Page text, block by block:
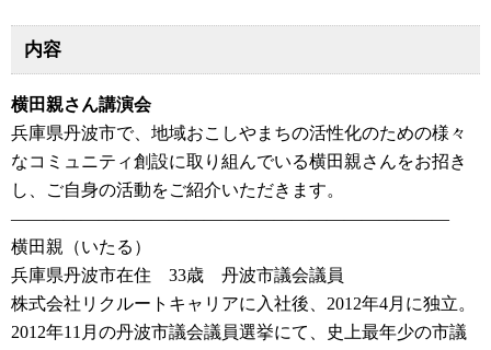
内容
横田親さん講演会
兵庫県丹波市で、地域おこしやまちの活性化のための様々
なコミュニティ創設に取り組んでいる横田親さんをお招き
し、ご自身の活動をご紹介いただきます。
—————————————————————————
横田親（いたる）
兵庫県丹波市在住 33歳 丹波市議会議員
株式会社リクルートキャリアに入社後、2012年4月に独立。
2012年11月の丹波市議会議員選挙にて、史上最年少の市議